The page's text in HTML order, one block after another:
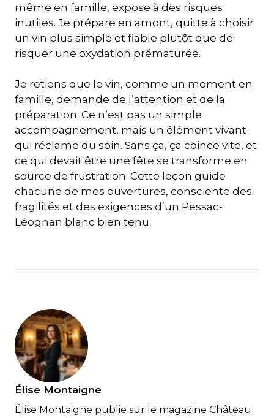
même en famille, expose à des risques
inutiles. Je prépare en amont, quitte à choisir
un vin plus simple et fiable plutôt que de
risquer une oxydation prématurée.
Je retiens que le vin, comme un moment en
famille, demande de l’attention et de la
préparation. Ce n’est pas un simple
accompagnement, mais un élément vivant
qui réclame du soin. Sans ça, ça coince vite, et
ce qui devait être une fête se transforme en
source de frustration. Cette leçon guide
chacune de mes ouvertures, consciente des
fragilités et des exigences d’un Pessac-
Léognan blanc bien tenu.
Élise Montaigne
Élise Montaigne publie sur le magazine Château